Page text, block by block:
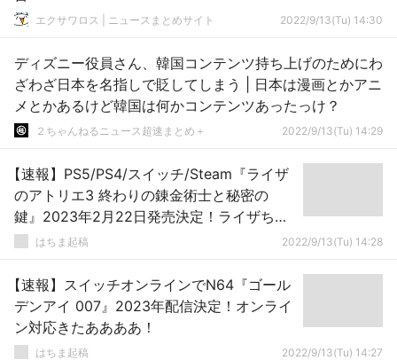
エクサワロス | ニュースまとめサイト 2022/9/13(Tu) 14:30
ディズニー役員さん、韓国コンテンツ持ち上げのためにわ
ざわざ日本を名指しで貶してしまう | 日本は漫画とかアニ
メとかあるけど韓国は何かコンテンツあったっけ？
２ちゃんねるニュース超速まとめ＋ 2022/9/13(Tu) 14:29
【速報】PS5/PS4/スイッチ/Steam『ライザ
のアトリエ3 終わりの錬金術士と秘密の
鍵』2023年2月22日発売決定！ライザちゃ
んかわいいいいいいいい
はちま起稿 2022/9/13(Tu) 14:28
【速報】スイッチオンラインでN64『ゴール
デンアイ 007』2023年配信決定！オンライ
ン対応きたああああ！
はちま起稿 2022/9/13(Tu) 14:27